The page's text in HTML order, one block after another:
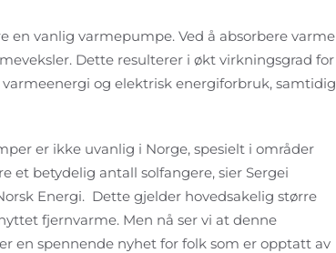
en vanlig varmepumpe. Ved å absorbere varme
Dette resulterer i økt virkningsgrad for
og elektrisk energiforbruk, samtidig
er ikke uvanlig i Norge, spesielt i områder
et betydelig antall solfangere, sier Sergei
Energi. Dette gjelder hovedsakelig større
fjernvarme. Men nå ser vi at denne
en spennende nyhet for folk som er opptatt av